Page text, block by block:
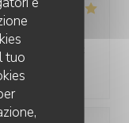
tuo